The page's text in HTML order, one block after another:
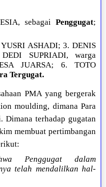
sebagai Penggugat;
ASHADI; 3. DENIS
SUPRIADI, warga
JUARSA; 6. TOTO
Tergugat.
PMA yang bergerak
moulding, dimana Para
Dimana terhadap gugatan
membuat pertimbangan
Penggugat dalam
telah mendalilkan hal-